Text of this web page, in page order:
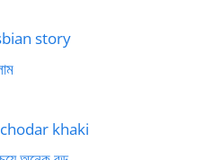
story
chodar khaki